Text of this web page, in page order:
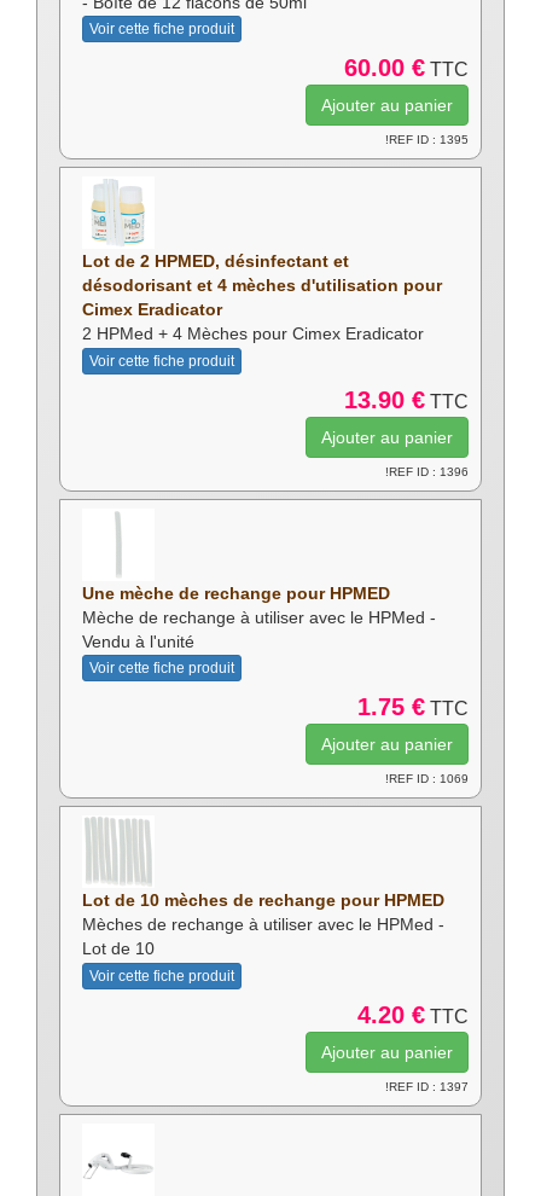
Voir cette fiche produit
60.00 € TTC
!REF ID : 1395
Lot de 2 HPMED, désinfectant et
désodorisant et 4 mèches d'utilisation pour
Cimex Eradicator
2 HPMed + 4 Mèches pour Cimex Eradicator
Voir cette fiche produit
13.90 € TTC
!REF ID : 1396
Une mèche de rechange pour HPMED
Mèche de rechange à utiliser avec le HPMed -
Vendu à l'unité
Voir cette fiche produit
1.75 € TTC
!REF ID : 1069
Lot de 10 mèches de rechange pour HPMED
Mèches de rechange à utiliser avec le HPMed -
Lot de 10
Voir cette fiche produit
4.20 € TTC
!REF ID : 1397